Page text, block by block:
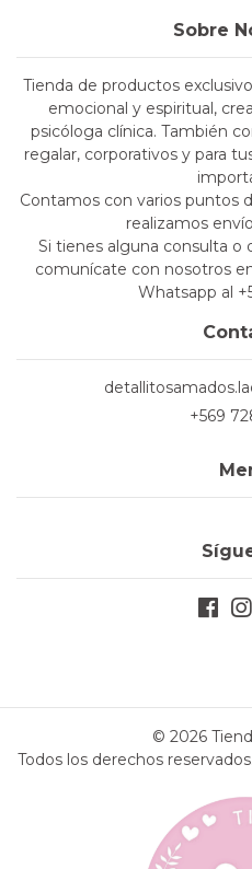
Sobre
Tienda de productos
emocional y espiritual,
psicóloga clínica. También
regalar, corporativos y para
Contamos con varios puntos
realizamos
Si tienes alguna consulta o
comunícate con nosotros
Whatsapp al
+569
© 2026
Todos los derechos reservados.